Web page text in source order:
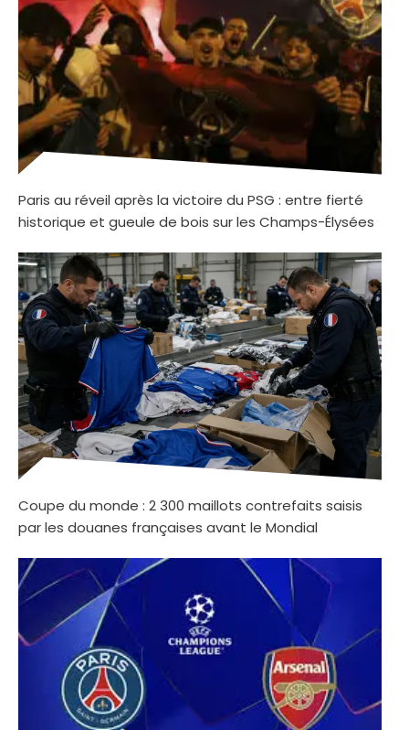
Paris au réveil après la victoire du PSG : entre fierté
historique et gueule de bois sur les Champs-Élysées
Coupe du monde : 2 300 maillots contrefaits saisis
par les douanes françaises avant le Mondial